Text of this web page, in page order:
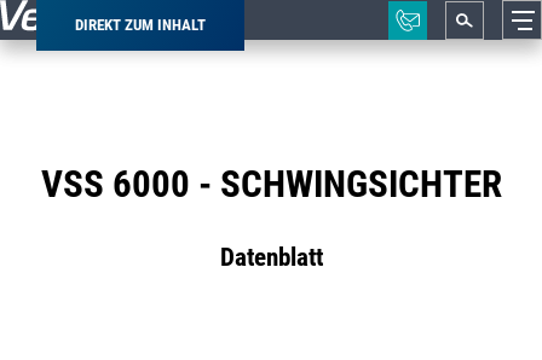
DIREKT ZUM INHALT
Pfadnavigation
VSS 6000 - SCHWINGSICHTER
Datenblatt